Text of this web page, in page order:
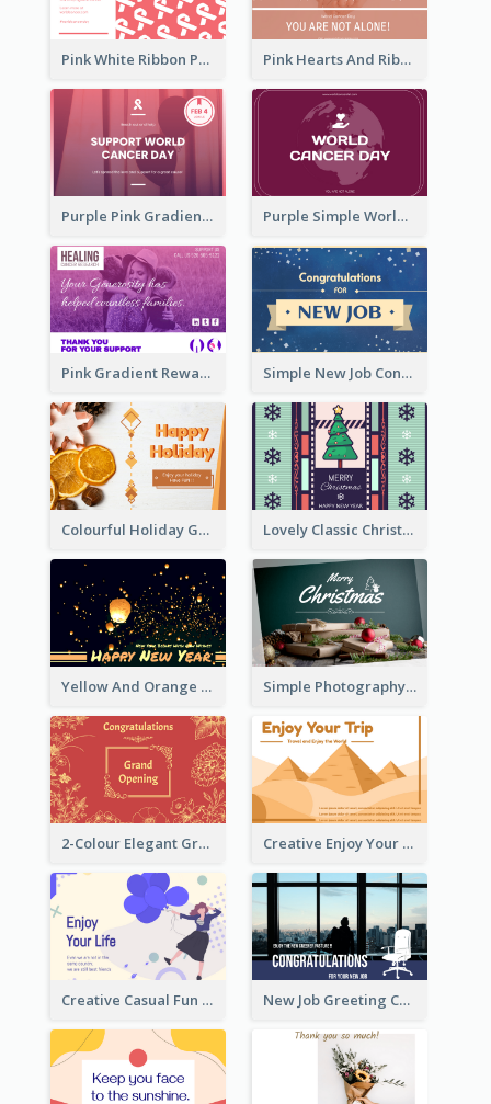
Pink White Ribbon Patterns World Cancer Day Greeting Card Pink Hearts And Ribbon Patterns World Cancer Day Greeting Card
Purple Pink Gradient World Cancer Day Greeting Card Purple Simple World Cancer Day Greeting Card
Pink Gradient Reward For Donation Card Design Simple New Job Congratulations Card In Yellow And Blue
Colourful Holiday Greeting Card In Orange Theme Lovely Classic Christmas Greeting Card Design
Yellow And Orange New Year Card With Sky Lantern Simple Photography Christmas Greeting Card
2-Colour Elegant Grand Opening Greeting Card Creative Enjoy Your Trip Card
Creative Casual Fun Greeting Card New Job Greeting Card In Dark Colour Tone